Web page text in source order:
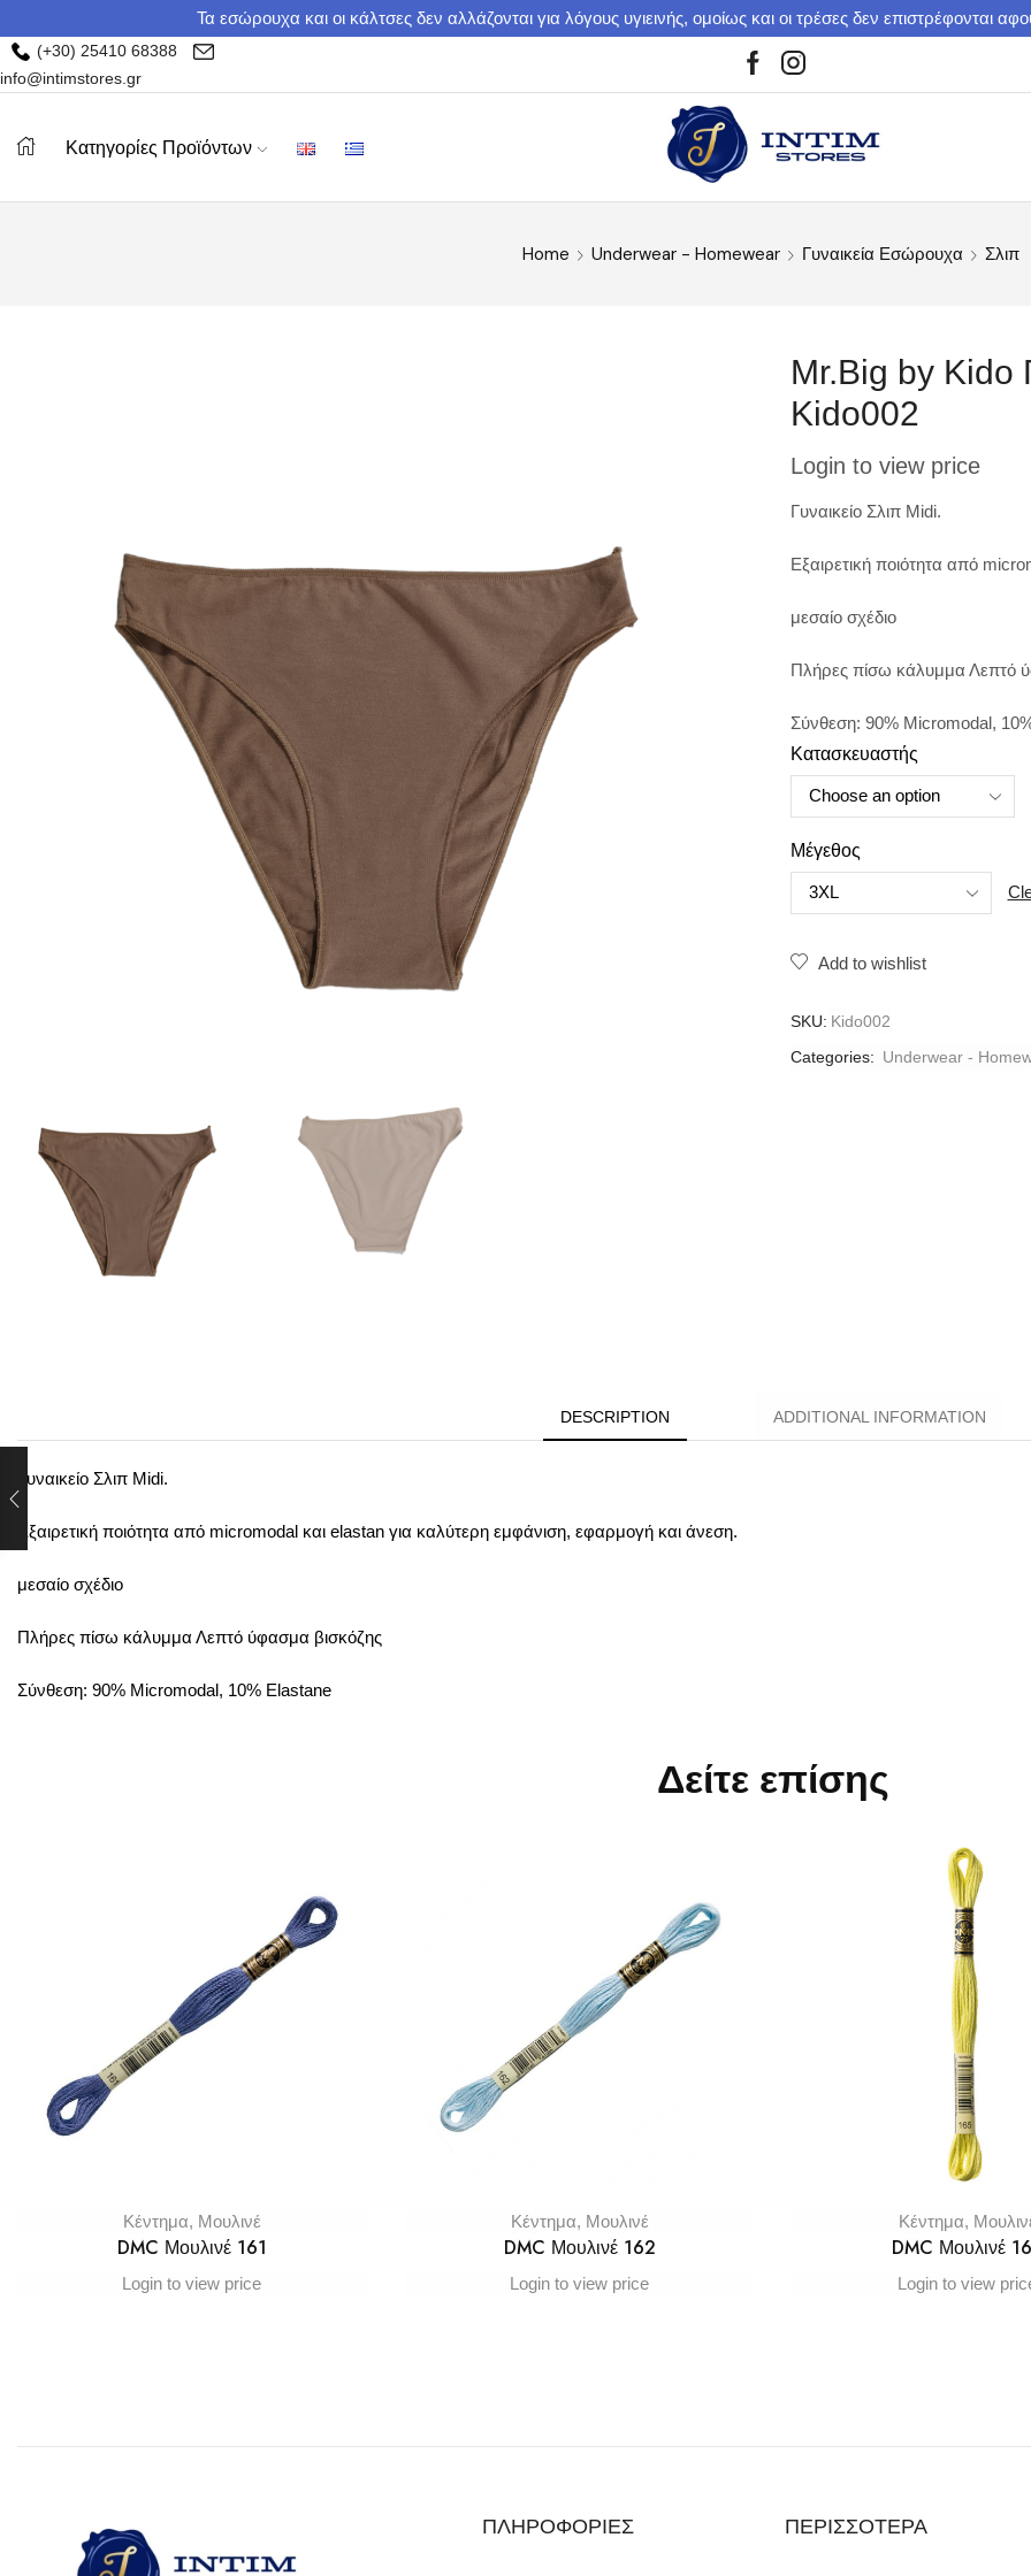
Τα εσώρουχα και οι κάλτσες δεν αλλάζονται για λόγους υγιεινής, ομοίως και οι τρέσες δεν επιστρέφονται
(+30) 25410 68388
info@intimstores.gr
Κατηγορίες Προϊόντων
Home Underwear - Homewear Γυναικεία Εσώρουχα Σλιπ
Mr.Big by Kido
Kido002
Login to view price
Γυναικείο Σλιπ Midi.
Εξαιρετική ποιότητα από
μεσαίο σχέδιο
Πλήρες πίσω κάλυμμα Λεπτό
Σύνθεση: 90% Micromodal,
Κατασκευαστής
Μέγεθος
Add to wishlist
SKU: Kido002
Categories: Underwear -
DESCRIPTION ADDITIONAL INFORMATION
Γυναικείο Σλιπ Midi.
Εξαιρετική ποιότητα από micromodal και elastan για καλύτερη εμφάνιση, εφαρμογή και άνεση.
μεσαίο σχέδιο
Πλήρες πίσω κάλυμμα Λεπτό ύφασμα βισκόζης
Σύνθεση: 90% Micromodal, 10% Elastane
Δείτε επίσης
Κέντημα, Μουλινέ
DMC Μουλινέ 161
Login to view price
Κέντημα, Μουλινέ
DMC Μουλινέ 162
Login to view price
Κέντημα,
DMC Μουλινέ
Login to view
ΠΛΗΡΟΦΟΡΙΕΣ ΠΕΡΙΣΣΟΤΕΡΑ